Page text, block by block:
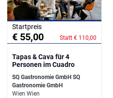
Startpreis
€ 55,00 Statt € 110,00
Tapas & Cava für 4
Personen im Cuadro
SQ Gastronomie GmbH SQ
Gastronomie GmbH
Wien Wien